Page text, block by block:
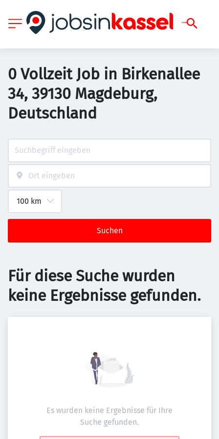
0 Vollzeit Job in Birkenallee
34, 39130 Magdeburg,
Deutschland
Suchen
Für diese Suche wurden
keine Ergebnisse gefunden.
Es wurden keine Ergebnisse für Ihre
Suche gefunden.